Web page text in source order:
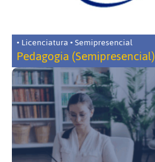
• Licenciatura • Semipresencial
Pedagogia (Semipresencial)